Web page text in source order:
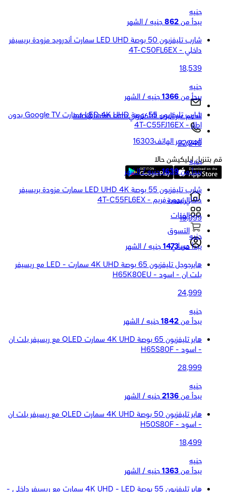
جنيه
يبدأ من 862 جنيه / الشهر
شارب تليفزيون 50 بوصة LED UHD سمارت أندرويد مزودة بريسيفر
داخلي - 4T-C50FL6EX
18,539
جنيه
يبدأ من 1366 جنيه / الشهر
شارب تليفزيون 55 بوصة LED 4K UHD سمارت Google TV بدون
اطار - 4T-C55FJ16EX
22,249
جنيه
يبدأ من 1639 جنيه / الشهر
شارب تليفزيون 55 بوصة LED UHD 4K سمارت مزودة بريسيفر
داخلي بدون فريم - 4T-C55FL6EX
19,999
جنيه
يبدأ من 1473 جنيه / الشهر
هايرجوجل تليفزيون 65 بوصة 4K UHD سمارت - LED مع ريسيفر
بلت ان - اسود - H65K80EU
24,999
جنيه
يبدأ من 1842 جنيه / الشهر
هاير تليفزيون 65 بوصة 4K UHD سمارت QLED مع ريسيفر بلت ان
- اسود - H65S80F
28,999
جنيه
يبدأ من 2136 جنيه / الشهر
هاير تليفزيون 50 بوصة 4K UHD سمارت QLED مع ريسيفر بلت ان
- اسود - H50S80F
18,499
جنيه
يبدأ من 1363 جنيه / الشهر
هاير تليفزيون 55 بوصة 4K UHD - LED سمارت مع ريسيفر داخلى -
الدعم عبر البريد الالكترونيInfo@halan.com
الدعم عبر الهاتف16303
قم بتنزيل ابليكيشن حالا
الرئيسية
الفئات
التسوق
حسابي